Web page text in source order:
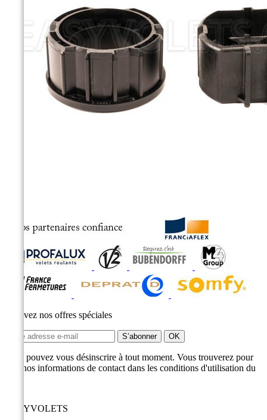
Recevez nos offres spéciales
Vous pouvez vous désinscrire à tout moment. Vous trouverez pour
cela nos informations de contact dans les conditions d'utilisation du
EASYVOLETS